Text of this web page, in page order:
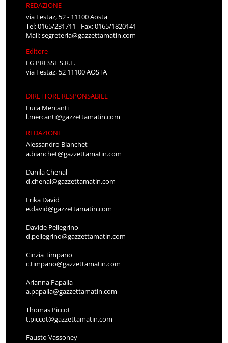
REDAZIONE
via Festaz, 52 - 11100 Aosta
Tel: 0165/231711 - Fax: 0165/1820141
Mail:segreteria@gazzettamatin.com
Editore
LG PRESSE S.R.L.
via Festaz, 52 11100 AOSTA
DIRETTORE RESPONSABILE
Luca Mercanti
l.mercanti@gazzettamatin.com
REDAZIONE
Alessandro Bianchet
a.bianchet@gazzettamatin.com
Danila Chenal
d.chenal@gazzettamatin.com
Erika David
e.david@gazzettamatin.com
Davide Pellegrino
d.pellegrino@gazzettamatin.com
Cinzia Timpano
c.timpano@gazzettamatin.com
Arianna Papalia
a.papalia@gazzettamatin.com
Thomas Piccot
t.piccot@gazzettamatin.com
Fausto Vassoney